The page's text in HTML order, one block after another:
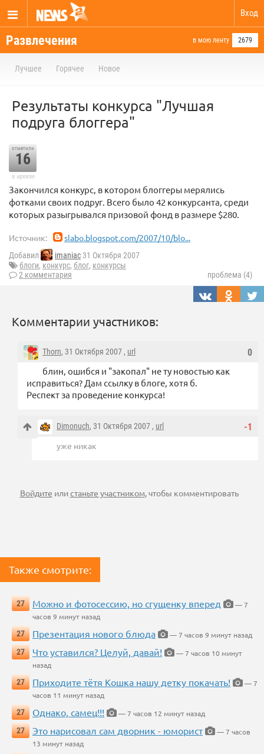
Вход
Развлечения в мою ленту 2679
Лучшее Горячее Новое
Результаты конкурса "Лучшая
подруга блоггера"
отметили
16
в архиве
Закончился конкурс, в котором блоггеры мерялись
фотками своих подруг. Всего было 42 конкурсанта, среди
которых разыгрывался призовой фонд в размере $280.
Источник: slabo.blogspot.com/2007/10/blo...
Добавил imaniac 31 Октября 2007
блоги, конкурс, блог, конкурсы
2 комментария
проблема (4)
Комментарии участников:
0
Thorn, 31 Октября 2007 , url
блин, ошибся и "закопал" не ту новостью как
исправиться? Дам ссылку в блоге, хотя б.
Респект за проведение конкурса!
-1
Dimonuch, 31 Октября 2007 , url
уже никак
Войдите илистаньте участником, чтобы комментировать
Также смотрите:
27 Можно и фотосессию, но сгущенку вперед
— 7
часов 9 минут назад
27
Презентация нового блюда
— 7 часов 9 минут назад
27
Что уставился? Целуй, давай!
— 7 часов 10 минут
назад
27
Приходите тётя Кошка нашу детку покачать!
— 7
часов 11 минут назад
27
Однако, самец!!!
— 7 часов 12 минут назад
27
Это нарисовал сам дворник - юморист
— 7 часов
13 минут назад